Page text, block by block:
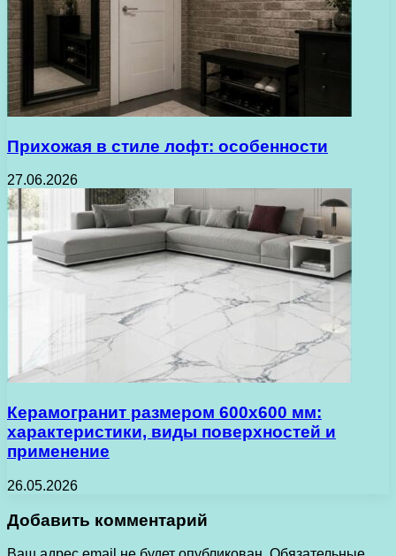
Прихожая в стиле лофт: особенности
27.06.2026
Керамогранит размером 600х600 мм:
характеристики, виды поверхностей и
применение
26.05.2026
Добавить комментарий